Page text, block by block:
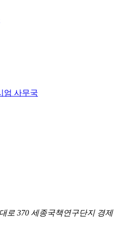
엄 사무국
로 370 세종국책연구단지 경제